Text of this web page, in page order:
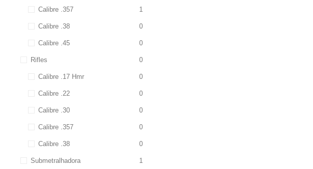
Calibre .357 1
Calibre .38 0
Calibre .45 0
Rifles 0
Calibre .17 Hmr 0
Calibre .22 0
Calibre .30 0
Calibre .357 0
Calibre .38 0
Submetralhadora 1